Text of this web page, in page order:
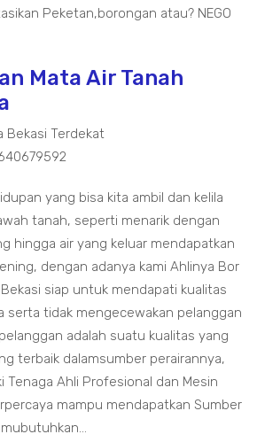
Peketan,borongan atau? NEGO
Mata Air Tanah
Bekasi Terdekat
yang bisa kita ambil dan kelila
tanah, seperti menarik dengan
hingga air yang keluar mendapatkan
dengan adanya kami Ahlinya Bor
siap untuk mendapati kualitas
serta tidak mengecewakan pelanggan
adalah suatu kualitas yang
terbaik dalamsumber perairannya,
Tenaga Ahli Profesional dan Mesin
mampu mendapatkan Sumber